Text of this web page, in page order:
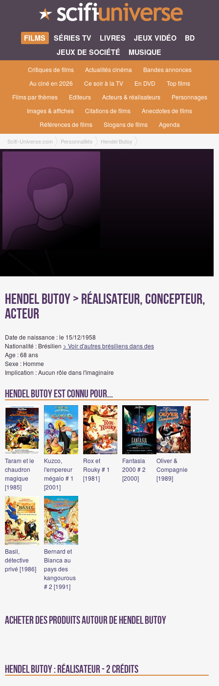
FILMS SÉRIES TV LIVRES JEUX VIDÉO
BD
JEUX DE SOCIÉTÉ
MUSIQUE
Critiques de films Actualités cinéma
Bandes annonces
Au ciné en 2026
Ce soir à la TV En DVD
Top films
Films par thèmes
Editeurs Acteurs & réalisateurs
Personnages
Images & affiches
Citations de films
Anecdotes de films
Références de films
Slogans de films Agenda
Scifi-Universe.com Personnalités Hendel Butoy
Hendel Butoy> Réalisateur, Concepteur,
Acteur
Date de naissance : le 15/12/1958
Nationalité : Brésilien > Voir d'autres brésiliens dans des
Age : 68 ans
Sexe : Homme
Implication : Aucun rôle dans l'imaginaire
Hendel Butoy est connu pour...
Taram et le
chaudron
magique
[1985]
Kuzco,
l'empereur
mégalo # 1
[2001]
Rox et
Rouky # 1
[1981]
Fantasia
2000 # 2
[2000]
Oliver &
Compagnie
[1989]
Basil,
détective
privé [1986]
Bernard et
Bianca au
pays des
kangourous
# 2 [1991]
Acheter des produits autour de Hendel Butoy
Hendel Butoy : Réalisateur - 2 crédits